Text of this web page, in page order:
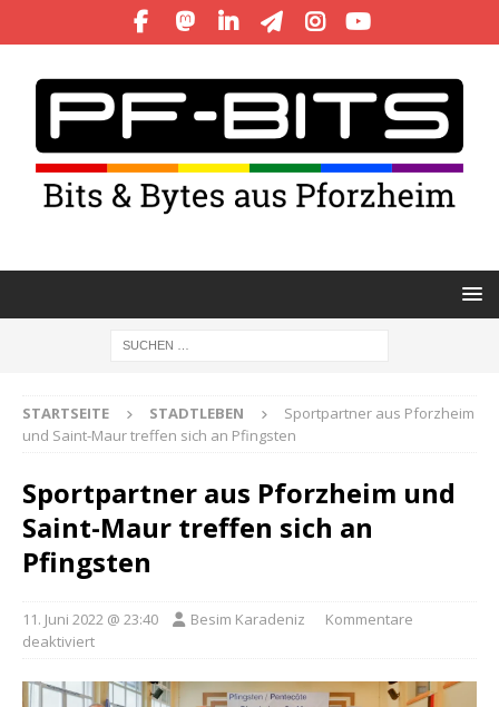
STARTSEITE STADTLEBEN
Sportpartner aus Pforzheim
und Saint-Maur treffen sich an Pfingsten
Sportpartner aus Pforzheim und
Saint-Maur treffen sich an
Pfingsten
11. Juni 2022 @ 23:40 Besim Karadeniz
Kommentare
deaktiviert